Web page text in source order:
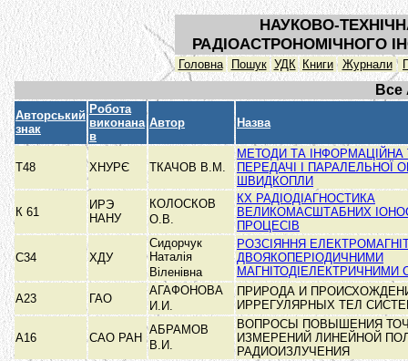
НАУКОВО-
РАДІОАСТРОНОМІЧНОГО
Головна Пошук УДК Книги Журнали
Все
Авторський
знак
Робота
виконана
в
Автор Назва
Т48 ХНУРЄ ТКАЧОВ В.М.
МЕТОДИ ТА ІНФОРМАЦІЙНА
ПЕРЕДАЧІ І ПАРАЛЕЛЬНОЇ
ШВИДКОПЛИ
К 61
ИРЭ
НАНУ
КОЛОСКОВ
О.В.
КХ РАДІОДІАГНОСТИКА
ВЕЛИКОМАСШТАБНИХ
ПРОЦЕСІВ
С34 ХДУ
Сидорчук
Наталія
Віленівна
РОЗСІЯННЯ
ДВОЯКОПЕРІОДИЧНИМИ
МАГНІТОДІЕЛЕКТРИЧНИМИ
А23
ГАО
АГАФОНОВА
И.И.
ПРИРОДА И
ИРРЕГУЛЯРНЫХ ТЕЛ
А16 САО РАН
АБРАМОВ
В.И.
ВОПРОСЫ ПОВЫШЕНИЯ
ИЗМЕРЕНИЙ ЛИНЕЙНОЙ
РАДИОИЗЛУЧЕНИЯ